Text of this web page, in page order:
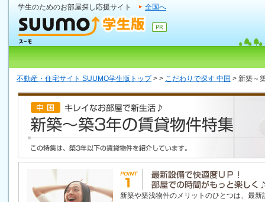
学生のためのお部屋探し応援サイト 全国へ
不動産・住宅サイト SUUMO学生版トップ> > こだわりで探す 中国 > 新築～
新築や築浅物件のメリットのひとつは、最新